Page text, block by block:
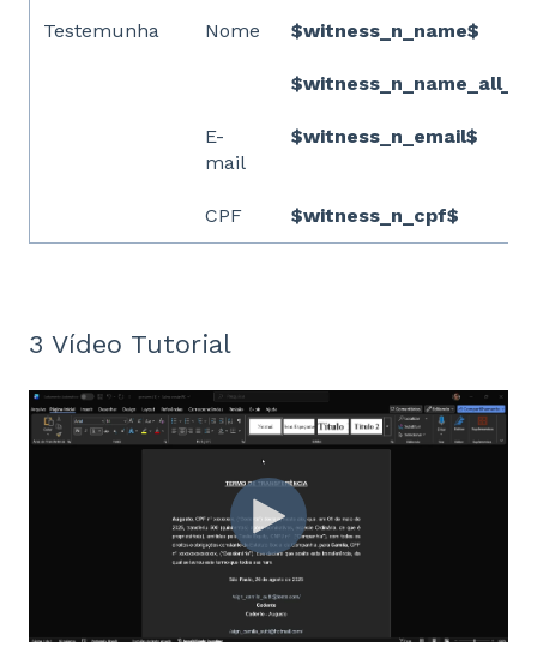
Testemunha Nome $witness_n_name$
E-
mail
$witness_n_email$
CPF $witness_n_cpf$
3 Vídeo Tutorial